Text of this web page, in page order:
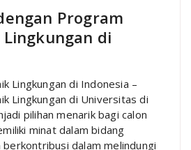
Program
di
Lingkungan di Indonesia –
Lingkungan di Universitas di
pilihan menarik bagi calon
minat dalam bidang
berkontribusi dalam melindungi